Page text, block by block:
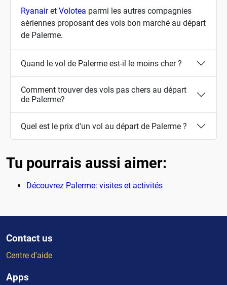
Ryanairet Volotea parmi les autres compagnies
aériennes proposant des vols bon marché au départ
de Palerme.
Quand le vol de Palerme est-il le moins cher ?
Comment trouver des vols pas chers au départ
de Palerme?
Quel est le prix d'un vol au départ de Palerme ?
Tu pourrais aussi aimer:
Découvrez Palerme: visites et activités
Contact us
Centre d'aide
Apps